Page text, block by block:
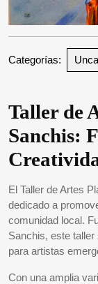
Categorías:
Taller de
Sanchis:
El Taller de Artes
dedicado a
comunidad local.
Sanchis, este
para artistas
Con una amplia